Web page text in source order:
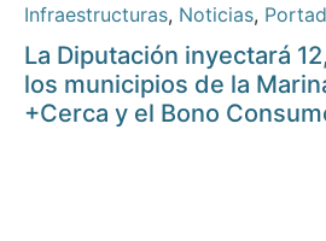
Infraestructuras, Noticias,
La Diputación inyectará
los municipios de la
+Cerca y el Bono